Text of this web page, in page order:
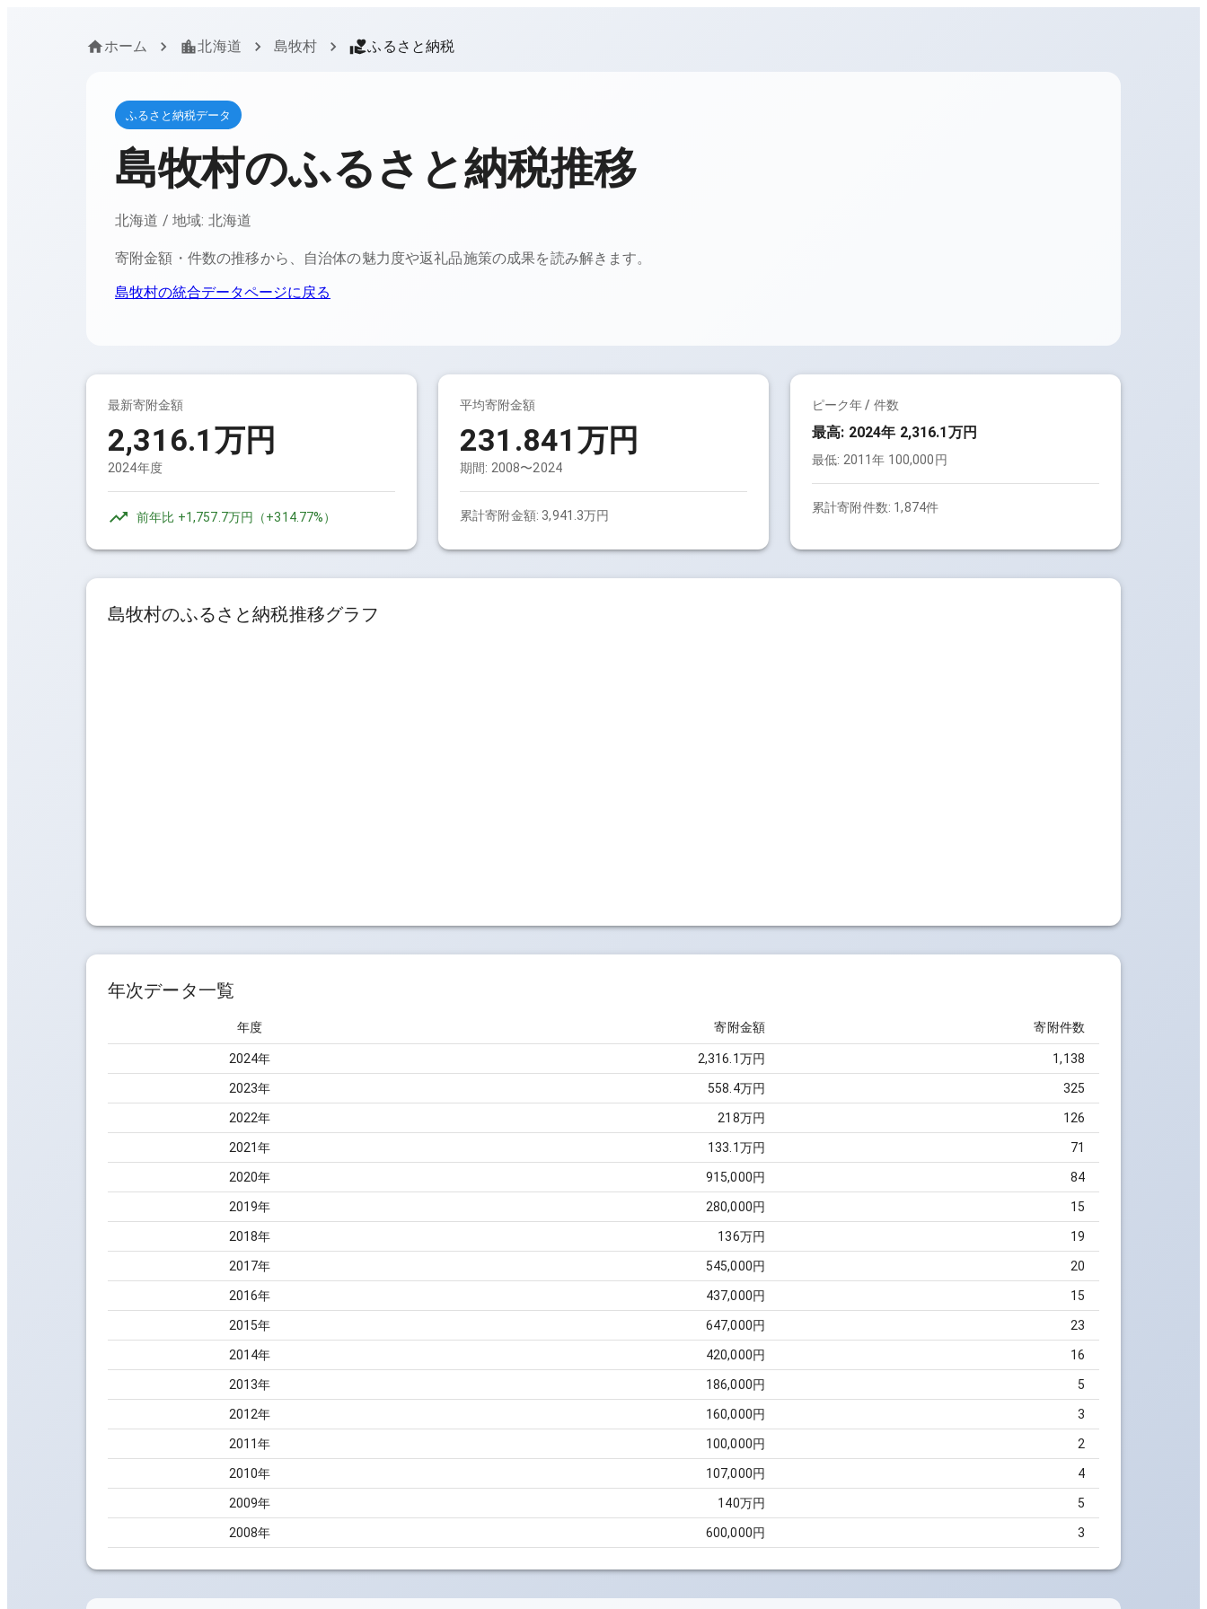
ホーム 北海道 島牧村 ふるさと納税
ふるさと納税データ
島牧村のふるさと納税推移
北海道 / 地域: 北海道
寄附金額・件数の推移から、自治体の魅力度や返礼品施策の成果を読み解きます。
島牧村の統合データページに戻る
最新寄附金額
2,316.1万円
2024年度
前年比 +1,757.7万円 （+314.77%）
平均寄附金額
231.841万円
期間: 2008〜2024
累計寄附金額: 3,941.3万円
ピーク年 / 件数
最高: 2024年 2,316.1万円
最低: 2011年 100,000円
累計寄附件数: 1,874件
島牧村のふるさと納税推移グラフ
年次データ一覧
年度 寄附金額 寄附件数
2024年 2,316.1万円 1,138
2023年 558.4万円 325
2022年 218万円 126
2021年 133.1万円 71
2020年 915,000円 84
2019年 280,000円 15
2018年 136万円 19
2017年 545,000円 20
2016年 437,000円 15
2015年 647,000円 23
2014年 420,000円 16
2013年 186,000円 5
2012年 160,000円 3
2011年 100,000円 2
2010年 107,000円 4
2009年 140万円 5
2008年 600,000円 3